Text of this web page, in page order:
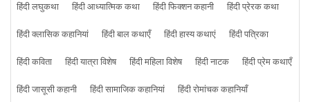
हिंदी लघुकथा हिंदी आध्यात्मिक कथा हिंदी फिक्शन कहानी
हिंदी प्रेरक कथा
हिंदी क्लासिक कहानियां
हिंदी बाल कथाएँ हिंदी हास्य कथाएं
हिंदी पत्रिका
हिंदी कविता
हिंदी यात्रा विशेष हिंदी महिला विशेष हिंदी नाटक
हिंदी प्रेम कथाएँ
हिंदी जासूसी कहानी
हिंदी सामाजिक कहानियां
हिंदी रोमांचक कहानियाँ